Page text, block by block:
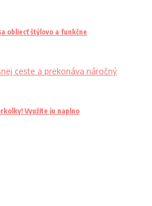
obliecť štýlovo a funkčne
Využite ju naplno